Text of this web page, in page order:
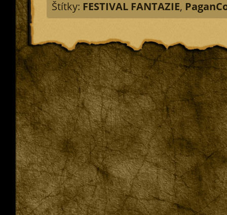
Štítky: FESTIVAL FANTAZIE,